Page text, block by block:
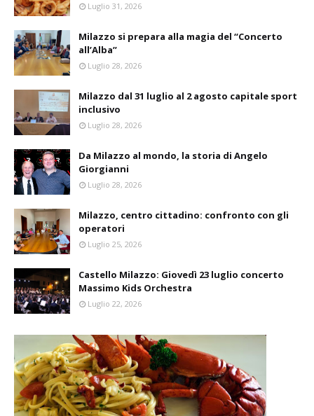
Luglio 31, 2026
Milazzo si prepara alla magia del “Concerto
all’Alba”
Luglio 28, 2026
Milazzo dal 31 luglio al 2 agosto capitale sport
inclusivo
Luglio 28, 2026
Da Milazzo al mondo, la storia di Angelo
Giorgianni
Luglio 28, 2026
Milazzo, centro cittadino: confronto con gli
operatori
Luglio 25, 2026
Castello Milazzo: Giovedì 23 luglio concerto
Massimo Kids Orchestra
Luglio 22, 2026